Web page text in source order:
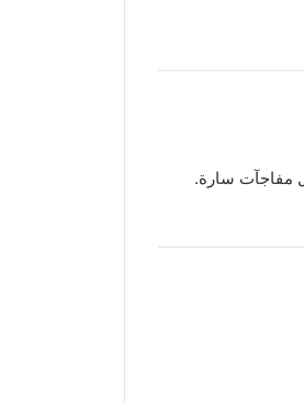
مفاجآت سارة.